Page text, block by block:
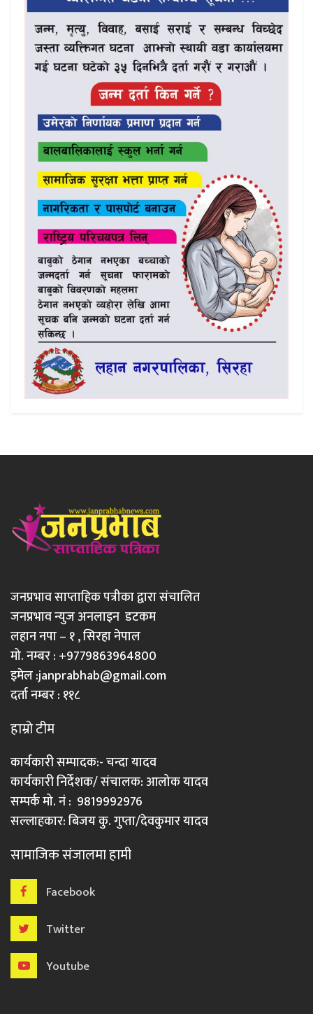
जनप्रभाव साप्ताहिक पत्रीका द्वारा संचालित
जनप्रभाव न्युज अनलाइन डटकम
लहान नपा – १ , सिरहा नेपाल
मो. नम्बर : +9779863964800
इमेल :janprabhab@gmail.com
दर्ता नम्बर : ११८
हाम्रो टीम
कार्यकारी सम्पादक:- चन्दा यादव
कार्यकारी निर्देशक/ संचालक: आलोक यादव
सम्पर्क मो. नं : 9819992976
सल्लाहकार: बिजय कु. गुप्ता/देवकुमार यादव
सामाजिक संजालमा हामी
Facebook
Twitter
Youtube